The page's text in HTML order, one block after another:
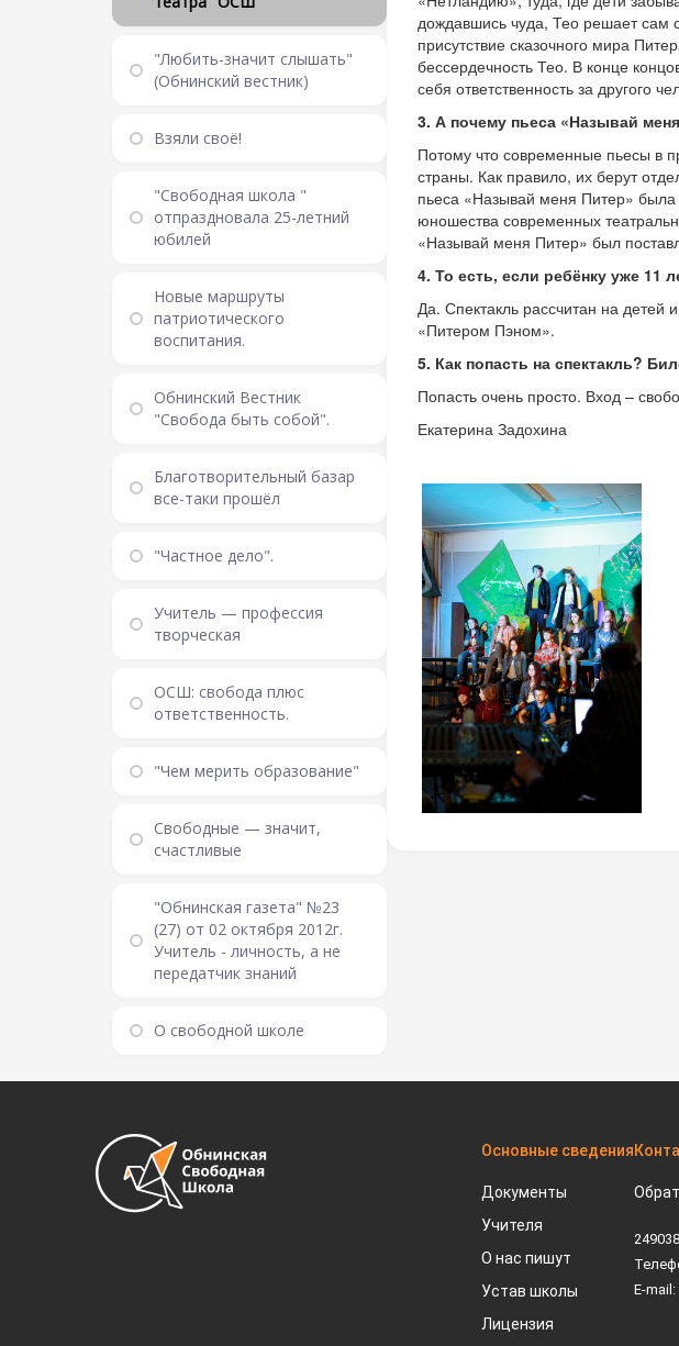
"Любить-значит слышать"
(Обнинский вестник)
Взяли своё!
"Свободная школа "
отпраздновала 25-летний
юбилей
Новые маршруты
патриотического
воспитания.
Обнинский Вестник
"Свобода быть собой".
Благотворительный базар
все-таки прошёл
"Частное дело".
Учитель — профессия
творческая
ОСШ: свобода плюс
ответственность.
"Чем мерить образование"
Свободные — значит,
счастливые
"Обнинская газета" №23
(27) от 02 октября 2012г.
Учитель - личность, а не
передатчик знаний
О свободной школе
дождавшись чуда, Тео решает сам
присутствие сказочного мира
бессердечность Тео. В конце
себя ответственность за другого
3. А почему пьеса «Называй
Потому что современные пьесы в
страны. Как правило, их берут
пьеса «Называй меня Питер» была
юношества современных
«Называй меня Питер» был
4. То есть, если ребёнку уже 11
Да. Спектакль рассчитан на детей
«Питером Пэном».
5. Как попасть на спектакль?
Попасть очень просто. Вход –
Екатерина Задохина
Основные сведения
Документы
Учителя
О нас пишут
Устав школы
Лицензия
E-